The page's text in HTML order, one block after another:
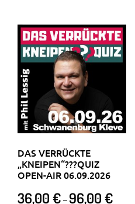
DAS VERRÜCKTE
„KNEIPEN“???QUIZ
OPEN-AIR 06.09.2026
36,00€ – 96,00€